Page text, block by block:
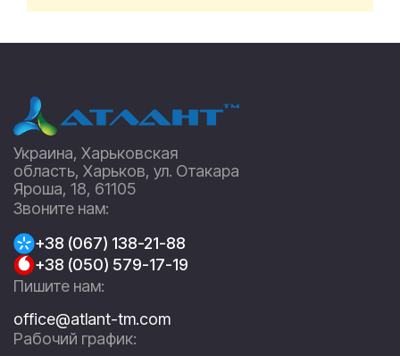
Украина, Харьковская
область, Харьков, ул. Отакара
Яроша, 18, 61105
Звоните нам:
+38 (067) 138-21-88
+38 (050) 579-17-19
Пишите нам:
office@atlant-tm.com
Рабочий график: